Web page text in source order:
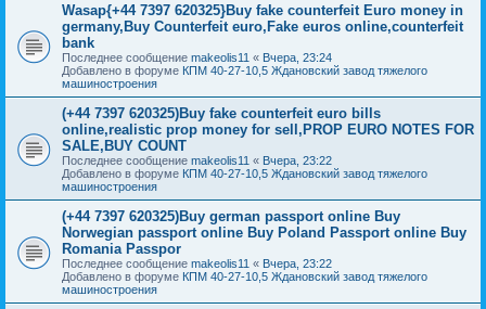
Wasap{+44 7397 620325}Buy fake counterfeit Euro money in
germany,Buy Counterfeit euro,Fake euros online,counterfeit
bank
Последнее сообщение makeolis11 « Вчера, 23:24
Добавлено в форуме КПМ 40-27-10,5 Ждановский завод тяжелого
машиностроения
(+44 7397 620325)Buy fake counterfeit euro bills
online,realistic prop money for sell,PROP EURO NOTES FOR
SALE,BUY COUNT
Последнее сообщение makeolis11 « Вчера, 23:22
Добавлено в форуме КПМ 40-27-10,5 Ждановский завод тяжелого
машиностроения
(+44 7397 620325)Buy german passport online Buy
Norwegian passport online Buy Poland Passport online Buy
Romania Passpor
Последнее сообщение makeolis11 « Вчера, 23:22
Добавлено в форуме КПМ 40-27-10,5 Ждановский завод тяжелого
машиностроения